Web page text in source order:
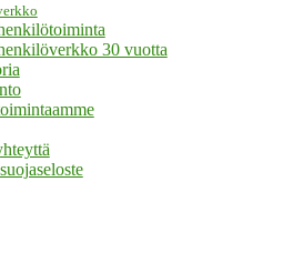
30 vuotta